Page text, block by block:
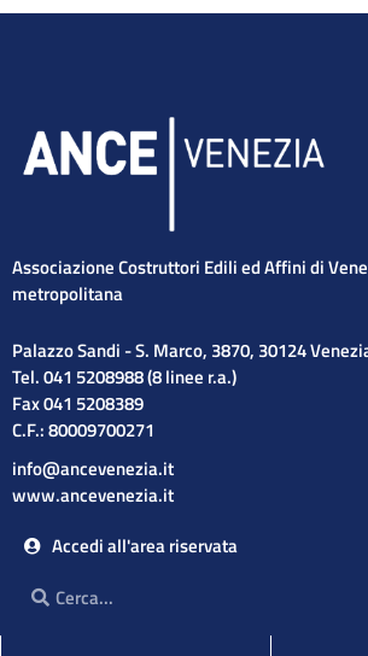
Associazione Costruttori Edili ed Affini di
metropolitana
Palazzo Sandi - S. Marco, 3870, 30124
Tel. 041 5208988 (8 linee r.a.)
Fax 041 5208389
C.F.: 80009700271
info@ancevenezia.it
www.ancevenezia.it
Accedi all'area riservata
Cerca